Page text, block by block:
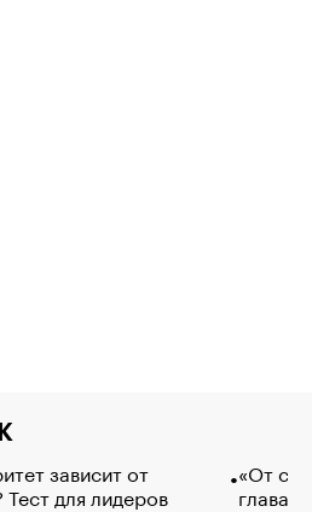
зависит от
для лидеров
«От
глава